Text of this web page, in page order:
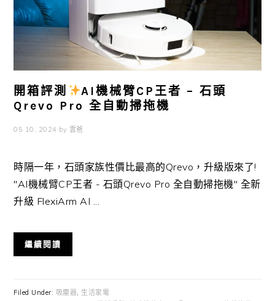
開箱評測
AI機械臂CP王者 – 石頭
Qrevo Pro 全自動掃拖機
05 10, 2024 by 雲爸
時隔一年，石頭家族性價比最高的Qrevo，升級版來了!
"AI機械臂CP王者 - 石頭Qrevo Pro 全自動掃拖機" 全新
升級 FlexiArm AI ...
繼續閱讀
Filed Under: 吸塵器 生活家電